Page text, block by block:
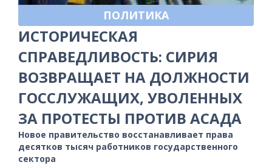
ПОЛИТИКА
ИСТОРИЧЕСКАЯ
СПРАВЕДЛИВОСТЬ: СИРИЯ
ВОЗВРАЩАЕТ НА ДОЛЖНОСТИ
ГОССЛУЖАЩИХ, УВОЛЕННЫХ
ЗА ПРОТЕСТЫ ПРОТИВ АСАДА
Новое правительство восстанавливает права
десятков тысяч работников государственного
сектора